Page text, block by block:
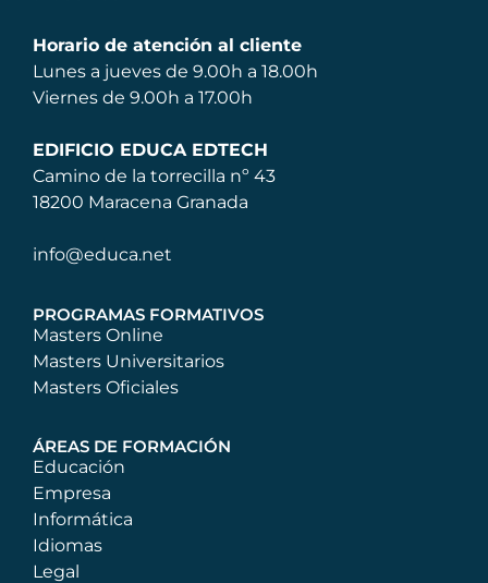
Horario de atención al cliente
Lunes a jueves de 9.00h a 18.00h
Viernes de 9.00h a 17.00h
EDIFICIO EDUCA EDTECH
Camino de la torrecilla nº 43
18200 Maracena Granada
info@educa.net
PROGRAMAS FORMATIVOS
Masters Online
Masters Universitarios
Masters Oficiales
ÁREAS DE FORMACIÓN
Educación
Empresa
Informática
Idiomas
Legal